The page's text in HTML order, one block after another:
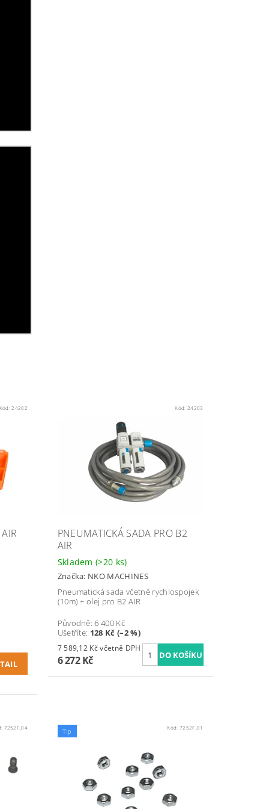
24202 Kód:24203
PNEUMATICKÁ SADA PRO B2
AIR
Skladem(>20 ks)
Značka: NKO MACHINES
Pneumatická sada včetně rychlospojek
(10m) + olej pro B2 AIR
Původně:6 400 Kč
Ušetříte: 128 Kč (–2 %)
7 589,12 Kč včetně DPH
6 272 Kč
7252F_04 Tip Kód:7252F_01